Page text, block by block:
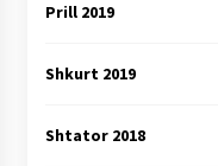
Prill 2019
Shkurt 2019
Shtator 2018